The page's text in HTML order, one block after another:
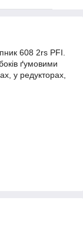
608 2rs PFI.
ґумовими
у редукторах,